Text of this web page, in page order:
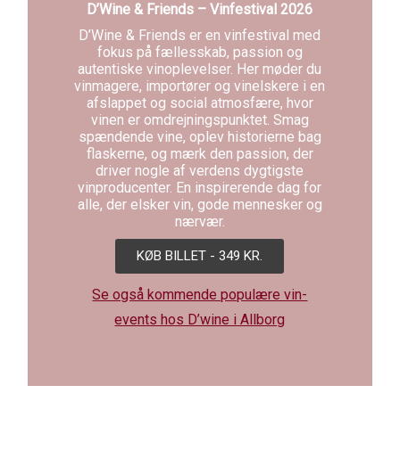
D’Wine & Friends – Vinfestival 2026
D’Wine & Friends er en vinfestival med
fokus på fællesskab, passion og
autentiske vinoplevelser. Her møder du
vinmagere, importører og vinelskere i en
afslappet og social atmosfære, hvor
vinen er omdrejningspunktet. Smag
spændende vine, oplev historierne bag
flaskerne, og mærk den passion, der
driver nogle af verdens dygtigste
vinproducenter. En inspirerende dag for
alle, der elsker vin, gode mennesker og
nærvær.
KØB BILLET - 349 KR.
Se også kommende populære vin-
events hos D’wine i Allborg